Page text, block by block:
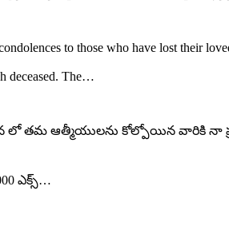
to those who have lost their
deceased. The…
లో తమ ఆత్మీయులను కోల్పోయిన
ఎక్స్…